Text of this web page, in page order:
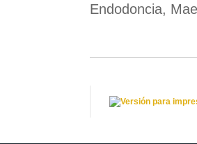
Endodoncia,